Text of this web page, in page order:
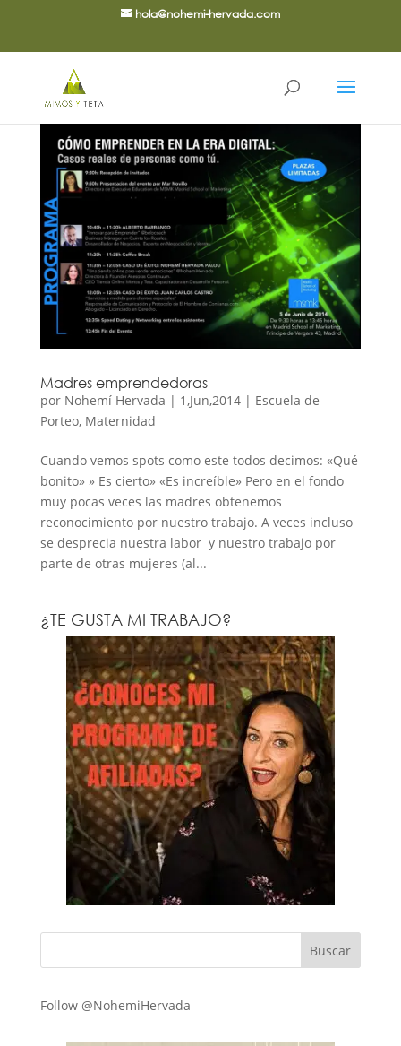
hola@nohemi-hervada.com
Madres emprendedoras
por Nohemí Hervada | 1,Jun,2014| Escuela de
Porteo, Maternidad
Cuando vemos spots como este todos decimos: «Qué
bonito» » Es cierto» «Es increíble» Pero en el fondo
muy pocas veces las madres obtenemos
reconocimiento por nuestro trabajo. A veces incluso
se desprecia nuestra labor y nuestro trabajo por
parte de otras mujeres (al...
¿TE GUSTA MI TRABAJO?
Follow @NohemiHervada